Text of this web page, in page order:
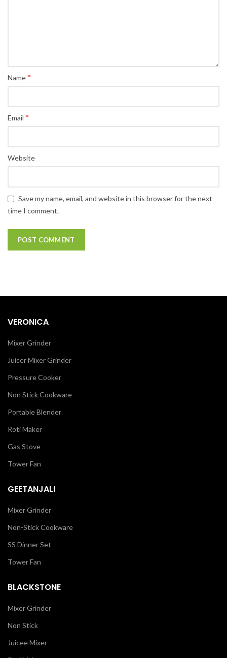
Name*
Email *
Website
Save my name, email, and website in this browser for the next
time I comment.
VERONICA
Mixer Grinder
Juicer Mixer Grinder
Pressure Cooker
Non Stick Cookware
Portable Blender
Roti Maker
Gas Stove
Tower Fan
GEETANJALI
Mixer Grinder
Non-Stick Cookware
SS Dinner Set
Tower Fan
BLACKSTONE
Mixer Grinder
Non Stick
Juicee Mixer